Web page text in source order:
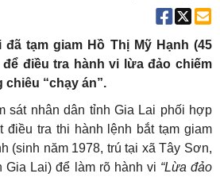
tạm giam Hồ Thị Mỹ Hạnh (45
điều tra hành vi lừa đảo chiếm
chiêu “chạy án”.
sát nhân dân tỉnh Gia Lai phối hợp
tra thi hành lệnh bắt tạm giam
(sinh năm 1978, trú tại xã Tây Sơn,
Gia Lai) để làm rõ hành vi “Lừa đảo